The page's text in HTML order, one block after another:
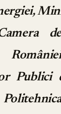
Publici